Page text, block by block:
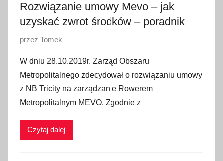
Rozwiązanie umowy Mevo – jak
uzyskać zwrot środków – poradnik
O
u
b
l
i
w
przez Tomek
W dniu 28.10.2019r. Zarząd Obszaru
Metropolitalnego zdecydował o rozwiązaniu umowy
z NB Tricity na zarządzanie Rowerem
Metropolitalnym MEVO. Zgodnie z
Czytaj dalej